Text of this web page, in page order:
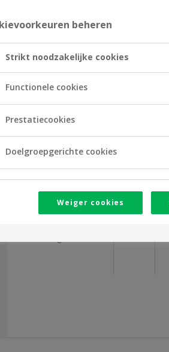
Craen
Dinsdag
Woensdag
Donderdag
09 10
beheren
Strikt noodzakelijke cookies
Functionele cookies
Prestatiecookies
Doelgroepgerichte cookies
Weiger cookies